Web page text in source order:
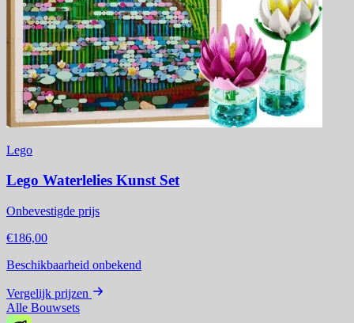
Lego
Lego Waterlelies Kunst Set
Onbevestigde prijs
€186,00
Beschikbaarheid onbekend
Vergelijk prijzen
Alle Bouwsets